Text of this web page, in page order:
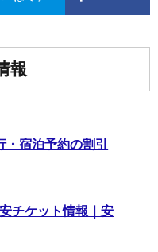
報
・宿泊予約の割引
チケット情報｜安